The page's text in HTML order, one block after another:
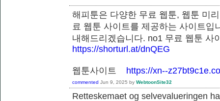
해피툰은 다양한 무료 웹툰, 웹툰 미
료 웹툰 사이트를 제공하는 사이트
내해드리겠습니다. no1 무료 웹툰
https://shorturl.at/dnQEG
웹툰사이트 https://xn--
commented Jun 9, 2025 by WebtoonSite32
Retteskemaet og selvevalueringen